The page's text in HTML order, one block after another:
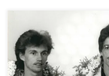
Afgelopen week kwam het trieste
Toering is overleden. “Rienkie”
bijna nooit ontbrak op de lijst van
deelname dateert van 1981 toen
deelnam. Het kan beste zijn dat